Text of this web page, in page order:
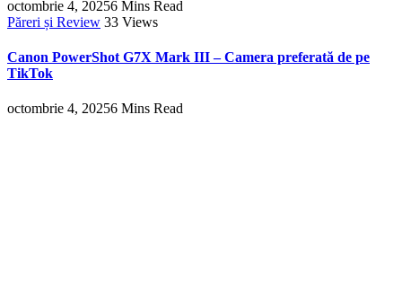
octombrie 4, 20256 Mins Read
Păreri și Review 33 Views
Canon PowerShot G7X Mark III – Camera preferată de pe
TikTok
octombrie 4, 20256 Mins Read